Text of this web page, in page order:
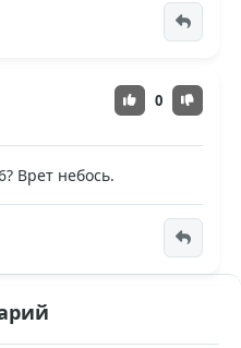
0
Врет небось.